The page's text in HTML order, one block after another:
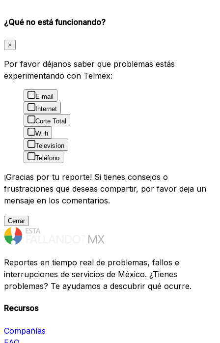
¿Qué no está funcionando?
×
Por favor déjanos saber que problemas estás
experimentando con Telmex:
E-mail
Internet
Corte Total
Wi-fi
Televisíon
Teléfono
¡Gracias por tu reporte! Si tienes consejos o
frustraciones que deseas compartir, por favor deja un
mensaje en los comentarios.
Cerrar
Reportes en tiempo real de problemas, fallos e
interrupciones de servicios de México. ¿Tienes
problemas? Te ayudamos a descubrir qué ocurre.
Recursos
Compañías